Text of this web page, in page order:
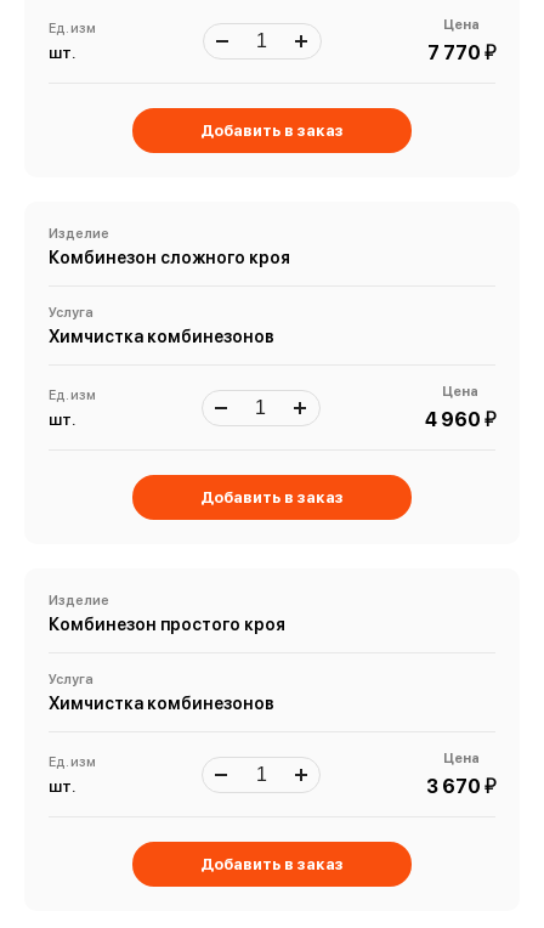
Ед. изм
шт.
Цена
7 770 й
Добавить в заказ
Изделие
Комбинезон сложного кроя
Услуга
Химчистка комбинезонов
Ед. изм
шт.
Цена
4 960 й
Добавить в заказ
Изделие
Комбинезон простого кроя
Услуга
Химчистка комбинезонов
Ед. изм
шт.
Цена
3 670 й
Добавить в заказ